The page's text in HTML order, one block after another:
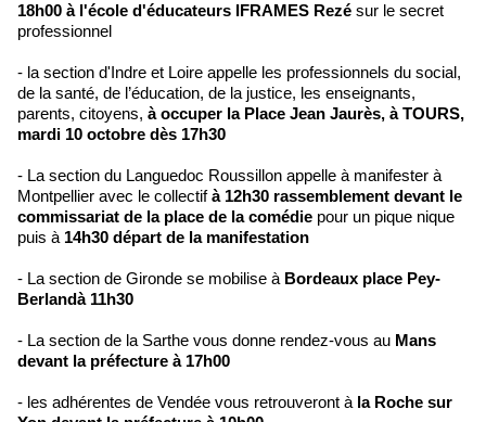
18h00 à l'école d'éducateurs IFRAMES Rezé sur le secret
professionnel
- la section d'Indre et Loire appelle les professionnels du social,
de la santé, de l’éducation, de la justice, les enseignants,
parents, citoyens, à occuper la Place Jean Jaurès, à TOURS,
mardi 10 octobre dès 17h30
- La section du Languedoc Roussillon appelle à manifester à
Montpellier avec le collectifà 12h30 rassemblement devant le
commissariat de la place de la comédie pour un pique nique
puis à 14h30 départ de la manifestation
- La section de Gironde se mobilise à Bordeaux place Pey-
Berlandà 11h30
- La section de la Sarthe vous donne rendez-vous au Mans
devant la préfecture à 17h00
- les adhérentes de Vendée vous retrouveront à la Roche sur